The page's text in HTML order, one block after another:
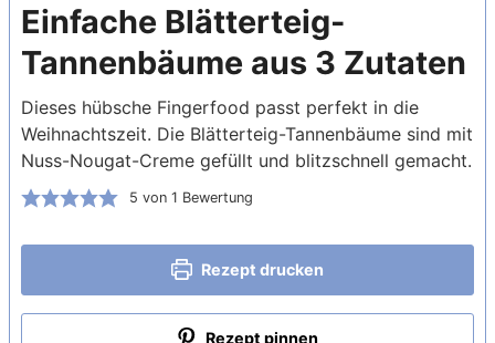
Einfache Blätterteig-
Tannenbäume aus 3 Zutaten
Dieses hübsche Fingerfood passt perfekt in die
Weihnachtszeit. Die Blätterteig-Tannenbäume sind mit
Nuss-Nougat-Creme gefüllt und blitzschnell gemacht.
5 von 1 Bewertung
Rezept drucken
Rezept pinnen